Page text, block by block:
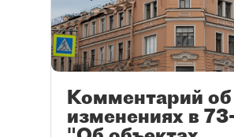
Комментарий об
изменениях в